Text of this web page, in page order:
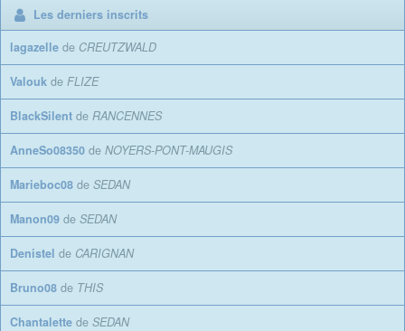
Les derniers inscrits
lagazelle de CREUTZWALD
Valouk de FLIZE
BlackSilent de RANCENNES
AnneSo08350 de NOYERS-PONT-MAUGIS
Marieboc08 de SEDAN
Manon09 de SEDAN
Denistel de CARIGNAN
Bruno08 de THIS
Chantalette de SEDAN